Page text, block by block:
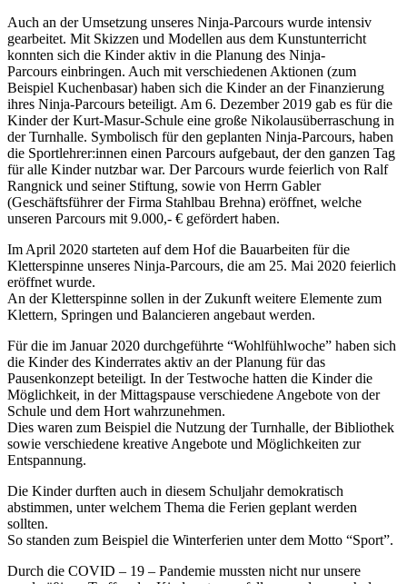
Auch an der Umsetzung unseres Ninja-Parcours wurde intensiv
gearbeitet. Mit Skizzen und Modellen aus dem Kunstunterricht
konnten sich die Kinder aktiv in die Planung des Ninja-
Parcours einbringen. Auch mit verschiedenen Aktionen (zum
Beispiel Kuchenbasar) haben sich die Kinder an der Finanzierung
ihres Ninja-Parcours beteiligt. Am 6. Dezember 2019 gab es für die
Kinder der Kurt-Masur-Schule eine große Nikolausüberraschung in
der Turnhalle. Symbolisch für den geplanten Ninja-Parcours, haben
die Sportlehrer:innen einen Parcours aufgebaut, der den ganzen Tag
für alle Kinder nutzbar war. Der Parcours wurde feierlich von Ralf
Rangnick und seiner Stiftung, sowie von Herrn Gabler
(Geschäftsführer der Firma Stahlbau Brehna) eröffnet, welche
unseren Parcours mit 9.000,- € gefördert haben.
Im April 2020 starteten auf dem Hof die Bauarbeiten für die
Kletterspinne unseres Ninja-Parcours, die am 25. Mai 2020 feierlich
eröffnet wurde.
An der Kletterspinne sollen in der Zukunft weitere Elemente zum
Klettern, Springen und Balancieren angebaut werden.
Für die im Januar 2020 durchgeführte “Wohlfühlwoche” haben sich
die Kinder des Kinderrates aktiv an der Planung für das
Pausenkonzept beteiligt. In der Testwoche hatten die Kinder die
Möglichkeit, in der Mittagspause verschiedene Angebote von der
Schule und dem Hort wahrzunehmen.
Dies waren zum Beispiel die Nutzung der Turnhalle, der Bibliothek
sowie verschiedene kreative Angebote und Möglichkeiten zur
Entspannung.
Die Kinder durften auch in diesem Schuljahr demokratisch
abstimmen, unter welchem Thema die Ferien geplant werden
sollten.
So standen zum Beispiel die Winterferien unter dem Motto “Sport”.
Durch die COVID – 19 – Pandemie mussten nicht nur unsere